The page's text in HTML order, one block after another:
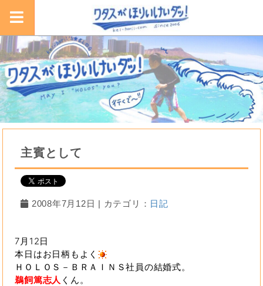
主賓として
2008年7月12日 | カテゴリ： 日記
7月12日
本日はお日柄もよく
ＨＯＬＯＳ－ＢＲＡＩＮＳ社員の結婚式。
鵜飼篤志人 くん。